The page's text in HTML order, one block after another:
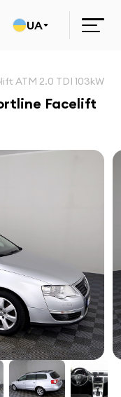
UA
ATM 2.0 TDI 103kW
Facelift